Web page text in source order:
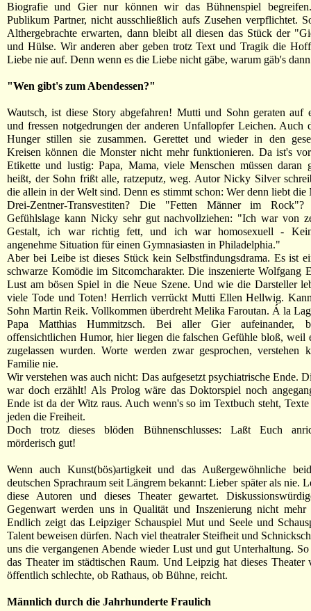
Biografie und Gier nur können wir das Bühnenspiel
Publikum Partner, nicht ausschließlich aufs Zusehen verpflichtet.
Althergebrachte erwarten, dann bleibt all diesen das Stück der
und Hülse. Wir anderen aber geben trotz Text und Tragik die
Liebe nie auf. Denn wenn es die Liebe nicht gäbe, warum gäb's
"Wen gibt's zum Abendessen?"
Wautsch, ist diese Story abgefahren! Mutti und Sohn geraten auf
und fressen notgedrungen der anderen Unfallopfer Leichen. Auch
Hunger stillen sie zusammen. Gerettet und wieder in den
Kreisen können die Monster nicht mehr funktionieren. Da ist's
Etikette und lustig: Papa, Mama, viele Menschen müssen daran
heißt, der Sohn frißt alle, ratzeputz, weg. Autor Nicky Silver
die allein in der Welt sind. Denn es stimmt schon: Wer denn liebt die
Drei-Zentner-Transvestiten? Die "Fetten Männer im
Gefühlslage kann Nicky sehr gut nachvollziehen: "Ich war von
Gestalt, ich war richtig fett, und ich war homosexuell -
angenehme Situation für einen Gymnasiasten in Philadelphia."
Aber bei Leibe ist dieses Stück kein Selbstfindungsdrama. Es ist
schwarze Komödie im Sitcomcharakter. Die inszenierte Wolfgang
Lust am bösen Spiel in die Neue Szene. Und wie die Darsteller
viele Tode und Toten! Herrlich verrückt Mutti Ellen Hellwig.
Sohn Martin Reik. Vollkommen überdreht Melika Faroutan. Á la
Papa Matthias Hummitzsch. Bei aller Gier aufeinander,
offensichtlichen Humor, hier liegen die falschen Gefühle bloß, weil
zugelassen wurden. Worte werden zwar gesprochen, verstehen
Familie nie.
Wir verstehen was auch nicht: Das aufgesetzt psychiatrische Ende.
war doch erzählt! Als Prolog wäre das Doktorspiel noch
Ende ist da der Witz raus. Auch wenn's so im Textbuch steht, Texte
jeden die Freiheit.
Doch trotz dieses blöden Bühnenschlusses: Laßt Euch
mörderisch gut!
Wenn auch Kunst(bös)artigkeit und das Außergewöhnliche
deutschen Sprachraum seit Längrem bekannt: Lieber später als nie.
diese Autoren und dieses Theater gewartet.
Gegenwart werden uns in Qualität und Inszenierung nicht mehr
Endlich zeigt das Leipziger Schauspiel Mut und Seele und
Talent beweisen dürfen. Nach viel theatraler Steifheit und
uns die vergangenen Abende wieder Lust und gut Unterhaltung.
das Theater im städtischen Raum. Und Leipzig hat dieses Theater
öffentlich schlechte, ob Rathaus, ob Bühne, reicht.
Männlich durch die Jahrhunderte Fraulich